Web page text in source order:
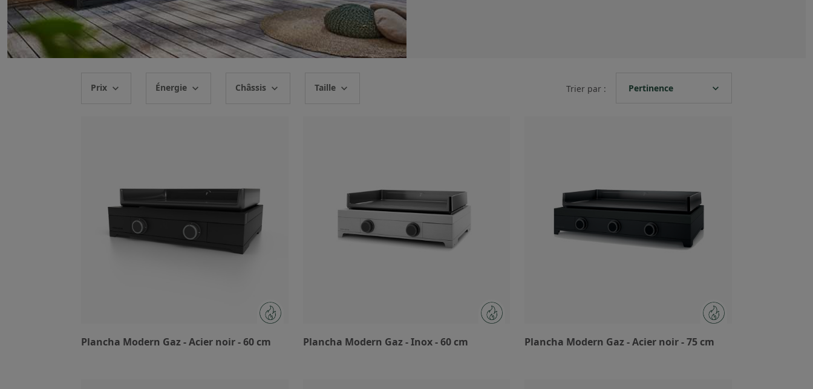
Prix expand_more Énergie expand_more Châssis expand_more Taille expand_more Trier par : Pertinence expand_more
Plancha Modern Gaz - Acier noir - 60 cm Plancha Modern Gaz - Inox - 60 cm Plancha Modern Gaz - Acier noir - 75 cm